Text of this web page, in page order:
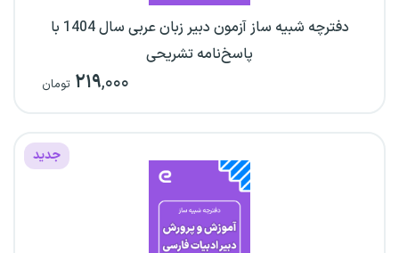
دفترچه شبیه ساز آزمون دبیر زبان عربی سال 1404 با
پاسخ‌نامه تشریحی
۲۱۹,۰۰۰ تومان
جدید